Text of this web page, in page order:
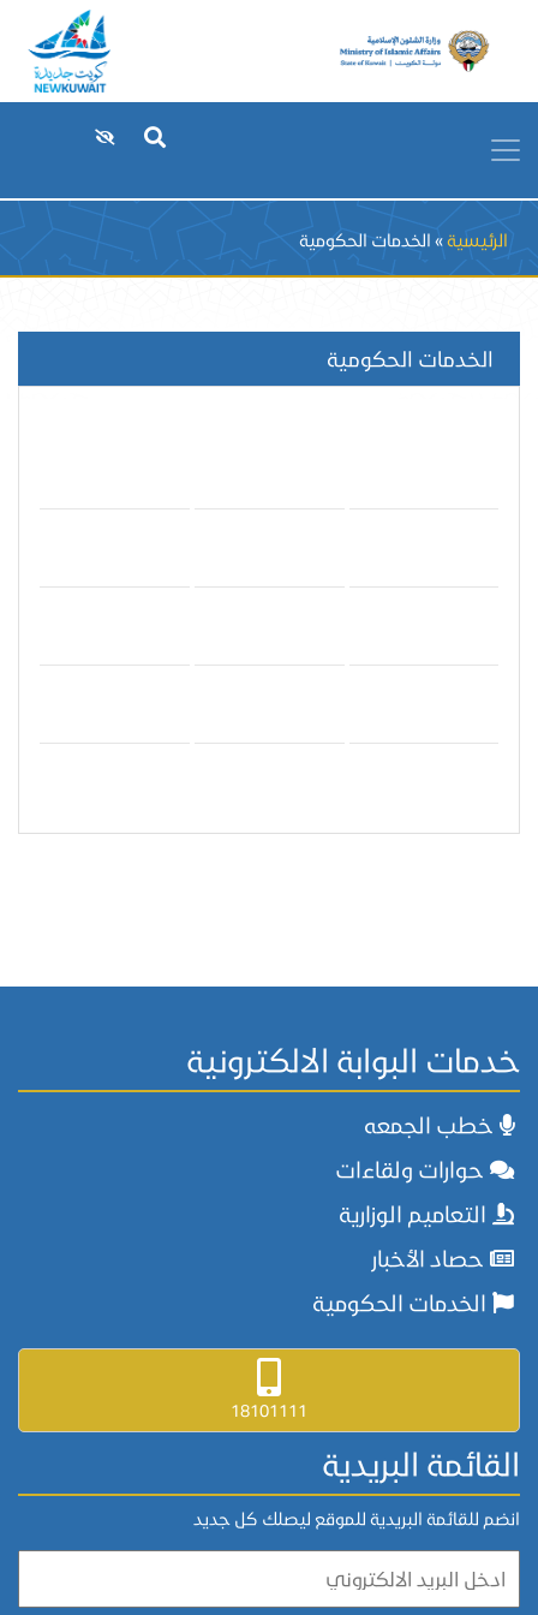
Breadcrumb
الرئيسية الخدمات الحكومية
الخدمات الحكومية
خدمات البوابة الالكترونية
خطب الجمعه
حوارات ولقاءات
التعاميم الوزارية
حصاد الأخبار
الخدمات الحكومية
18101111
القائمة البريدية
انضم للقائمة البريدية للموقع ليصلك كل جديد